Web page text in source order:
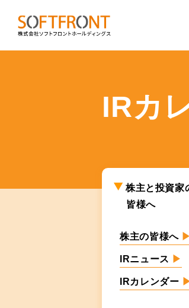
IRカ
株主と投資家
皆様へ
株主の皆様へ ▶
IRニュース ▶
IRカレンダー